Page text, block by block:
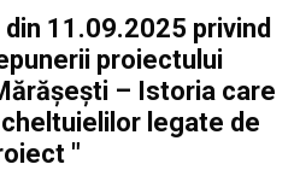
11.09.2025 privind
proiectului
– Istoria care
cheltuielilor legate de
"